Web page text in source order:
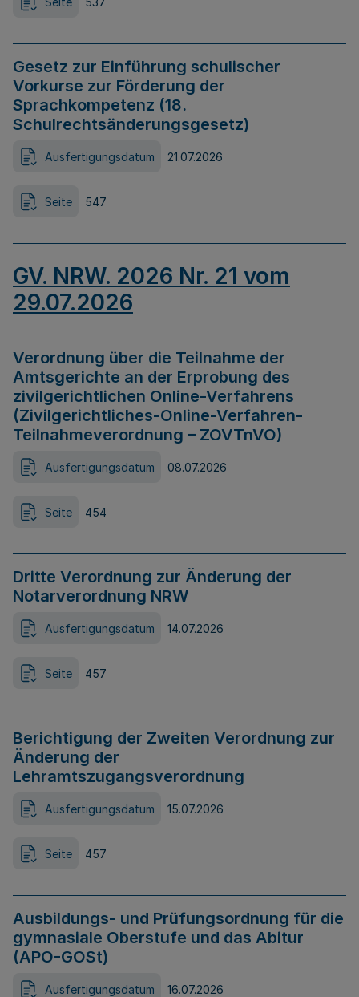
Gesetz zur Einführung schulischer
Vorkurse zur Förderung der
Sprachkompetenz (18.
Schulrechtsänderungsgesetz)
Ausfertigungsdatum 21.07.2026
Seite 547
GV. NRW. 2026 Nr. 21 vom
29.07.2026
Verordnung über die Teilnahme der
Amtsgerichte an der Erprobung des
zivilgerichtlichen Online-Verfahrens
(Zivilgerichtliches-Online-Verfahren-
Teilnahmeverordnung – ZOVTnVO)
Ausfertigungsdatum 08.07.2026
Seite 454
Dritte Verordnung zur Änderung der
Notarverordnung NRW
Ausfertigungsdatum 14.07.2026
Seite 457
Berichtigung der Zweiten Verordnung zur
Änderung der
Lehramtszugangsverordnung
Ausfertigungsdatum 15.07.2026
Seite 457
Ausbildungs- und Prüfungsordnung für die
gymnasiale Oberstufe und das Abitur
(APO-GOSt)
Ausfertigungsdatum 16.07.2026